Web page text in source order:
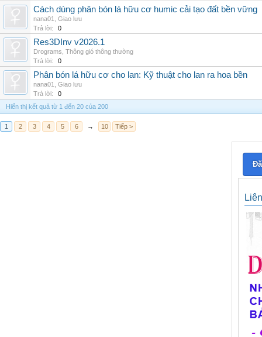
Cách dùng phân bón lá hữu cơ humic cải tạo đất bền vững
nana01
Giao lưu
Trả lời:
0
Res3DInv v2026.1
Drograms Thông gió thông thường
Trả lời:
0
Phân bón lá hữu cơ cho lan: Kỹ thuật cho lan ra hoa bền
nana01
Giao lưu
Trả lời:
0
Hiển thị kết quả từ 1 đến 20 của 200
1 2 3 4 5 6 → 10 Tiếp >